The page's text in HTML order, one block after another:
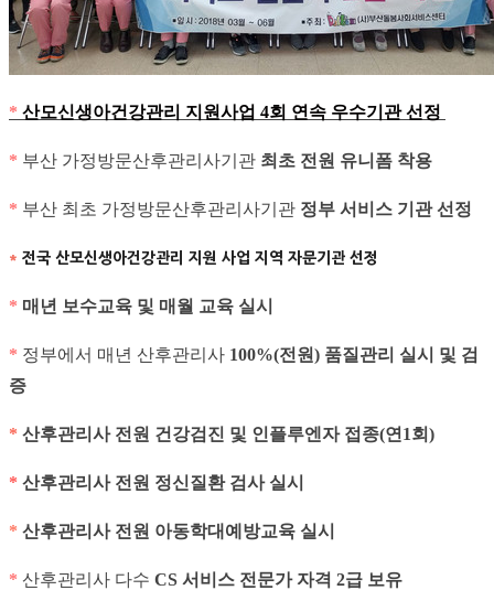
* 산모신생아건강관리 지원사업 4회 연속 우수기관 선정
* 부산 가정방문산후관리사기관 최초 전원 유니폼 착용
* 부산 최초 가정방문산후관리사기관 정부 서비스 기관 선정
* 전국 산모신생아건강관리 지원 사업 지역 자문기관 선정
* 매년 보수교육 및 매월 교육 실시
* 정부에서 매년 산후관리사 100%(전원) 품질관리 실시 및 검
증
* 산후관리사 전원 건강검진 및 인플루엔자 접종(연1회)
* 산후관리사 전원 정신질환 검사 실시
* 산후관리사 전원 아동학대예방교육 실시
* 산후관리사 다수 CS 서비스 전문가 자격 2급 보유